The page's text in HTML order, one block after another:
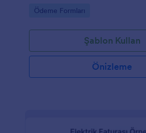
bilgileri toplayabilirsiniz.
Go to Category:
Ödeme Formları
Şablon Kullan
Önizleme